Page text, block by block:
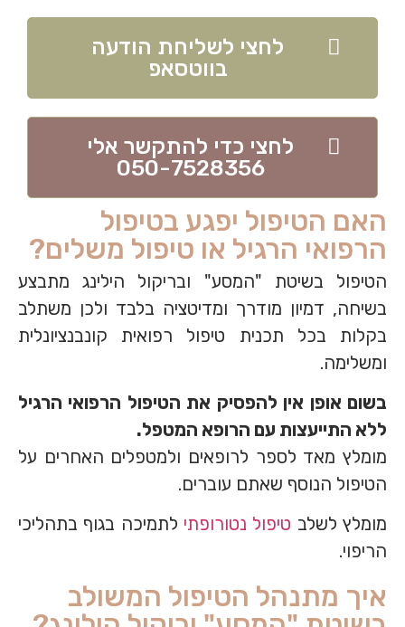
לחצי לשליחת הודעה
בווטסאפ
לחצי כדי להתקשר אלי
050-7528356
האם הטיפול יפגע בטיפול
הרפואי הרגיל או טיפול משלים?
הטיפול בשיטת "המסע" ובריקול הילינג מתבצע
בשיחה, דמיון מודרך ומדיטציה בלבד ולכן משתלב
בקלות בכל תכנית טיפול רפואית קונבנציונלית
ומשלימה.
בשום אופן אין להפסיק את הטיפול הרפואי הרגיל
ללא התייעצות עם הרופא המטפל.
מומלץ מאד לספר לרופאים ולמטפלים האחרים על
הטיפול הנוסף שאתם עוברים.
מומלץ לשלב טיפול נטורופתי לתמיכה בגוף בתהליכי
הריפוי.
איך מתנהל הטיפול המשולב